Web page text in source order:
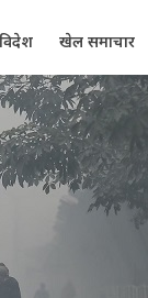
खेल समाचार